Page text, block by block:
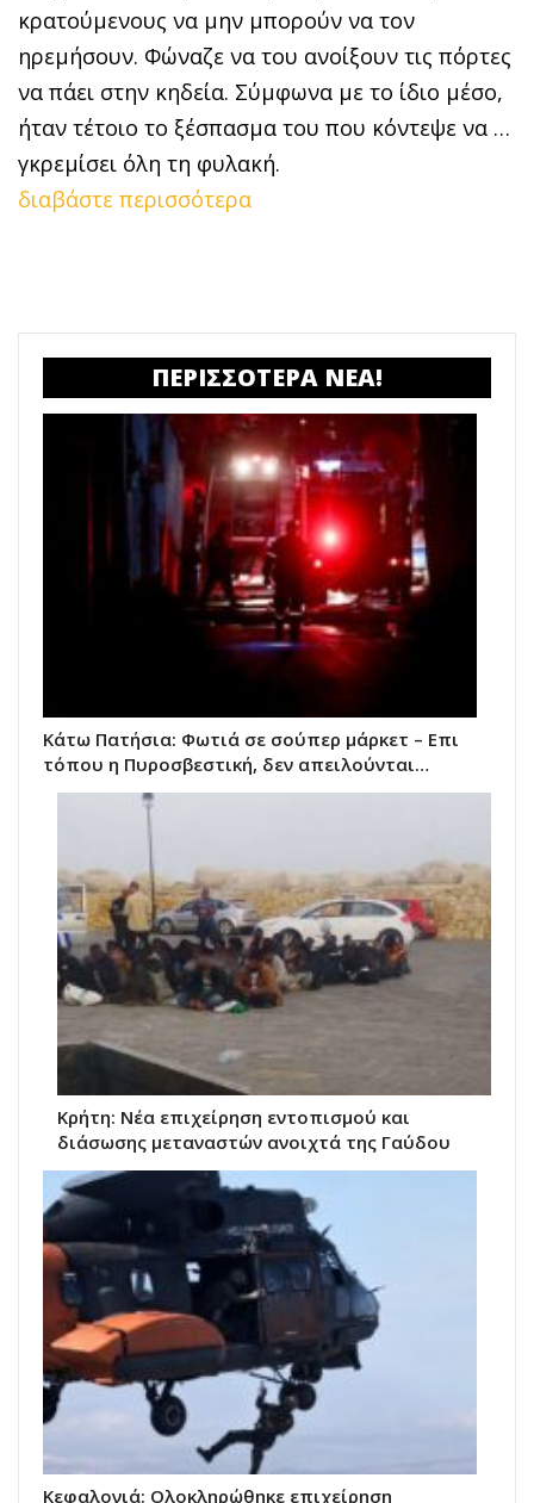
κρατούμενους να μην μπορούν να τον
ηρεμήσουν. Φώναζε να του ανοίξουν τις πόρτες
να πάει στην κηδεία. Σύμφωνα με το ίδιο μέσο,
ήταν τέτοιο το ξέσπασμα του που κόντεψε να …
γκρεμίσει όλη τη φυλακή.
διαβάστε περισσότερα
ΠΕΡΙΣΣΟΤΕΡΑ ΝΕΑ!
Κάτω Πατήσια: Φωτιά σε σούπερ μάρκετ – Επι
τόπου η Πυροσβεστική, δεν απειλούνται…
Κρήτη: Νέα επιχείρηση εντοπισμού και
διάσωσης μεταναστών ανοιχτά της Γαύδου
Κεφαλονιά: Ολοκληρώθηκε επιχείρηση